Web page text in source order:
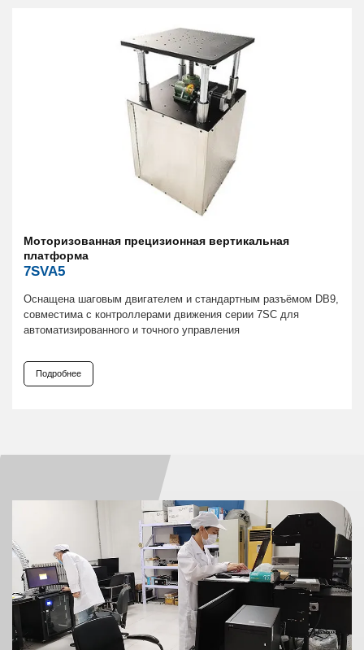
Моторизованная прецизионная вертикальная
платформа
7SVA5
Оснащена шаговым двигателем и стандартным разъёмом DB9,
совместима с контроллерами движения серии 7SC для
автоматизированного и точного управления
Подробнее